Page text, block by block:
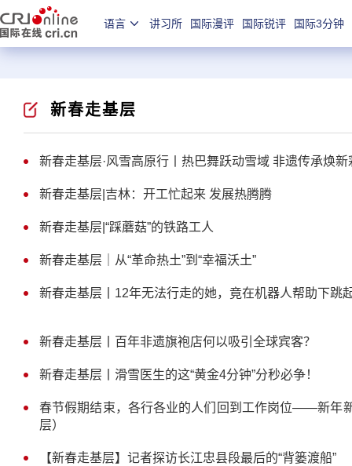
语言 讲习所 国际漫评 国际锐评 国际3分钟
新春走基层
新春走基层·风雪高原行丨热巴舞跃动雪域 非遗传承焕新
新春走基层|吉林：开工忙起来 发展热腾腾
新春走基层|“踩蘑菇”的铁路工人
新春走基层｜从“革命热土”到“幸福沃土”
新春走基层丨12年无法行走的她，竟在机器人帮助下
新春走基层丨百年非遗旗袍店何以吸引全球宾客？
新春走基层丨滑雪医生的这“黄金4分钟”分秒必争！
春节假期结束，各行各业的人们回到工作岗位——新年
层）
【新春走基层】记者探访长江忠县段最后的“背篓渡船”